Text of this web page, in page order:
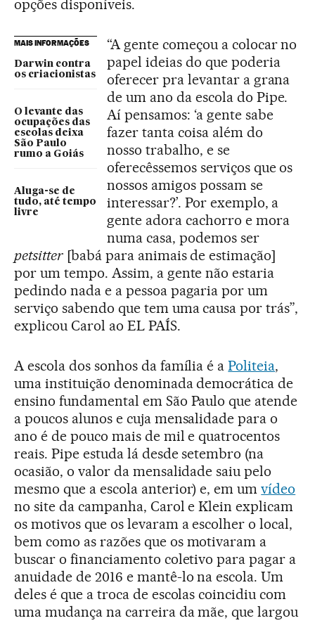
opções disponíveis.
MAIS INFORMAÇÕES
Darwin contra
os criacionistas
O levante das
ocupações das
escolas deixa
São Paulo
rumo a Goiás
Aluga-se de
tudo, até tempo
livre
“A gente começou a colocar no
papel ideias do que poderia
oferecer pra levantar a grana
de um ano da escola do Pipe.
Aí pensamos: ‘a gente sabe
fazer tanta coisa além do
nosso trabalho, e se
oferecêssemos serviços que os
nossos amigos possam se
interessar?’. Por exemplo, a
gente adora cachorro e mora
numa casa, podemos ser
petsitter[babá para animais de estimação]
por um tempo. Assim, a gente não estaria
pedindo nada e a pessoa pagaria por um
serviço sabendo que tem uma causa por trás”,
explicou Carol ao EL PAÍS.
A escola dos sonhos da família é aPoliteia,
uma instituição denominada democrática de
ensino fundamental em São Paulo que atende
a poucos alunos e cuja mensalidade para o
ano é de pouco mais de mil e quatrocentos
reais. Pipe estuda lá desde setembro (na
ocasião, o valor da mensalidade saiu pelo
mesmo que a escola anterior) e, em umvídeo
no site da campanha, Carol e Klein explicam
os motivos que os levaram a escolher o local,
bem como as razões que os motivaram a
buscar o financiamento coletivo para pagar a
anuidade de 2016 e mantê-lo na escola. Um
deles é que a troca de escolas coincidiu com
uma mudança na carreira da mãe, que largou